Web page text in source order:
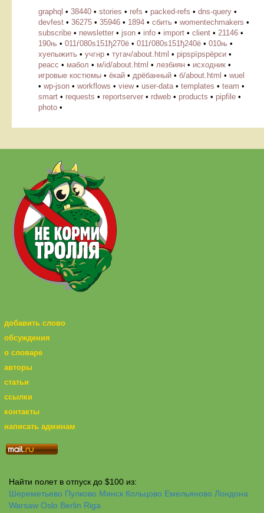
graphql • 38440 • stories • refs • packed-refs • dns-query •
devfest • 36275 • 35946 • 1894 • сбить • womentechmakers •
subscribe • newsletter • json • info • import • client • 21146 •
190њ • 011ѓ080ѕ151ђ270ё • 011ѓ080ѕ151ђ240ё • 010њ •
хуепыжить • учгнр • тугач/about.html • рірѕрїрѕрёрєи •
реасс • мабол • м/id/about.html • лезбиян • исходник •
игровые костюмы • ёкай • дрёбанный • б/about.html • wuel
• wp-json • workflows • view• user-data • templates • team •
smart • requests • reportserver • rdweb • products • pipfile •
photo •
добавить слово
обсуждения
о словаре
авторы
статьи
ссылки
контакты
написать админам
Найти полет в отпуск до $100 из:
Шереметьево Пулково Минск Кольцово Емельяново Лондона
Warsaw Oslo Berlin Riga